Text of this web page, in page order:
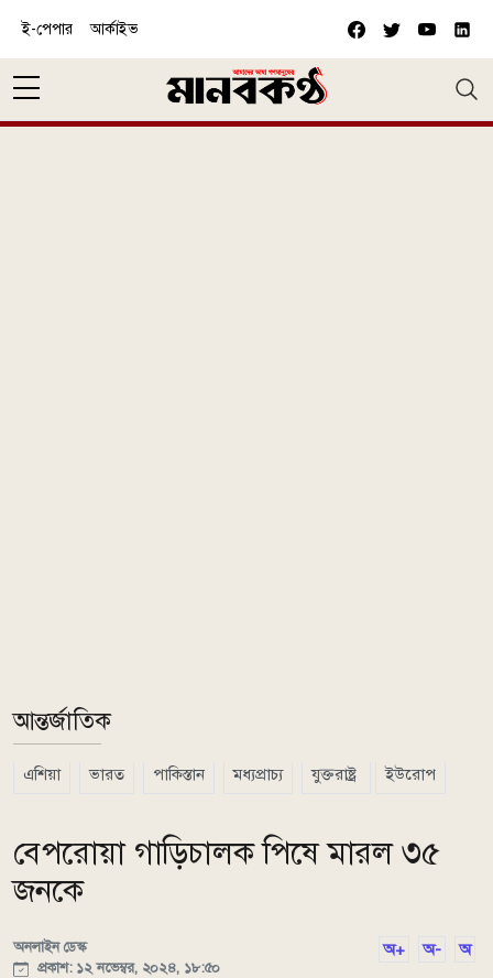
ই-পেপার আর্কাইভ
আন্তর্জাতিক
এশিয়া ভারত পাকিস্তান মধ্যপ্রাচ্য যুক্তরাষ্ট্র ইউরোপ
বেপরোয়া গাড়িচালক পিষে মারল ৩৫
জনকে
অনলাইন ডেস্ক
প্রকাশ: ১২ নভেম্বর, ২০২৪, ১৮:৫০
অ+ অ- অ